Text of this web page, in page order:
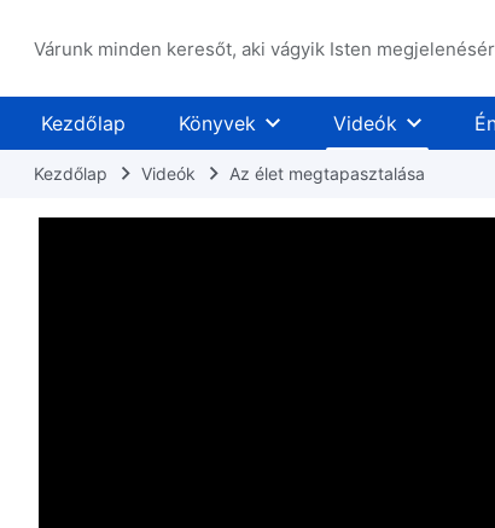
Várunk minden keresőt, aki vágyik Isten
Kezdőlap Könyvek Videók
Kezdőlap Videók Az élet megtapasztalása